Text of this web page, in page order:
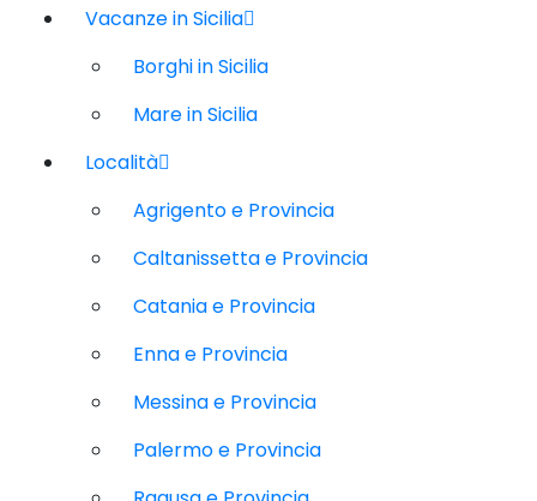
Vacanze in Sicilia
Borghi in Sicilia
Mare in Sicilia
Località
Agrigento e Provincia
Caltanissetta e Provincia
Catania e Provincia
Enna e Provincia
Messina e Provincia
Palermo e Provincia